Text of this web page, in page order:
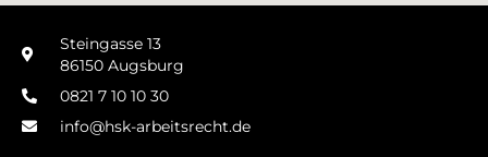
Steingasse 13
86150 Augsburg
0821 7 10 10 30
info@hsk-arbeitsrecht.de